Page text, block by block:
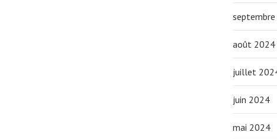
août 2024
juillet
juin 2024
mai 2024